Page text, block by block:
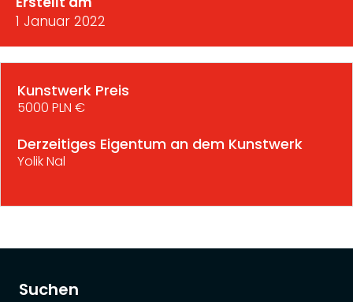
Suchen
1 Januar 2022
Kunstwerk Preis
5000 PLN €
Derzeitiges Eigentum an dem Kunstwerk
Yolik Nal